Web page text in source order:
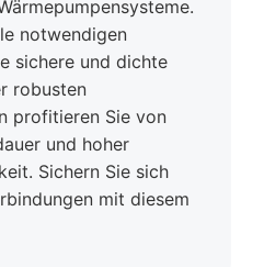
notwendigen
sichere und dichte
robusten
profitieren Sie von
und hoher
Sichern Sie sich
mit diesem